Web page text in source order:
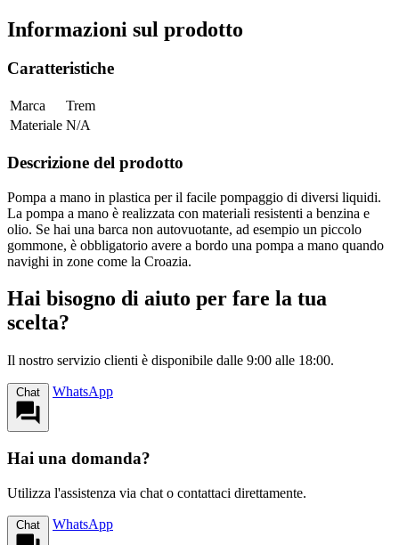
Informazioni sul prodotto
Caratteristiche
Marca
Trem
Materiale N/A
Descrizione del prodotto
Pompa a mano in plastica per il facile pompaggio di diversi liquidi.
La pompa a mano è realizzata con materiali resistenti a benzina e
olio. Se hai una barca non autovuotante, ad esempio un piccolo
gommone, è obbligatorio avere a bordo una pompa a mano quando
navighi in zone come la Croazia.
Hai bisogno di aiuto per fare la tua
scelta?
Il nostro servizio clienti è disponibile dalle 9:00 alle 18:00.
Chat WhatsApp
Hai una domanda?
Utilizza l'assistenza via chat o contattaci direttamente.
Chat WhatsApp